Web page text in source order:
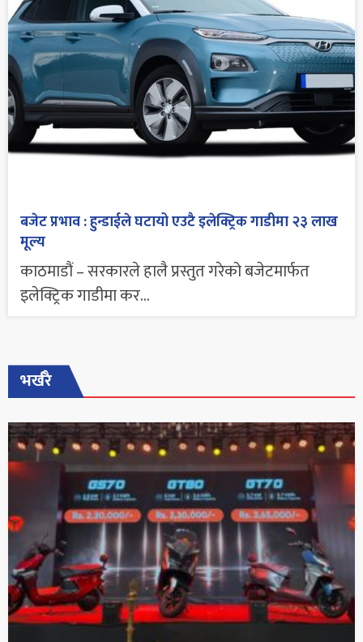
बजेट प्रभाव : हुन्डाईले घटायो एउटै इलेक्ट्रिक गाडीमा २३ लाख
मूल्य
काठमाडौं – सरकारले हालै प्रस्तुत गरेको बजेटमार्फत
इलेक्ट्रिक गाडीमा कर...
भर्खरै